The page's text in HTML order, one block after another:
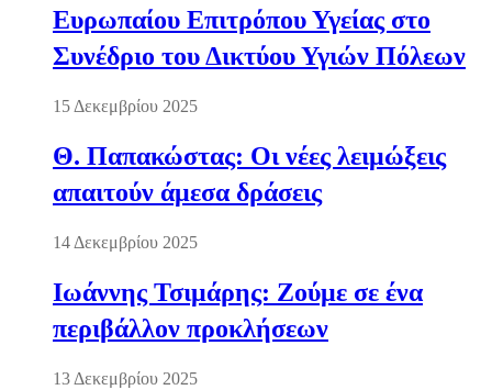
Ευρωπαίου Επιτρόπου Υγείας στο
Συνέδριο του Δικτύου Υγιών Πόλεων
15 Δεκεμβρίου 2025
Θ. Παπακώστας: Οι νέες λειμώξεις
απαιτούν άμεσα δράσεις
14 Δεκεμβρίου 2025
Ιωάννης Τσιμάρης: Ζούμε σε ένα
περιβάλλον προκλήσεων
13 Δεκεμβρίου 2025